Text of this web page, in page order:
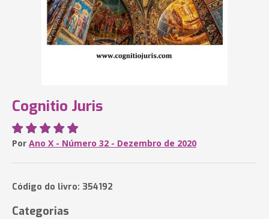
Cognitio Juris
Por Ano X - Número 32 - Dezembro de 2020
Código do livro: 354192
Categorias